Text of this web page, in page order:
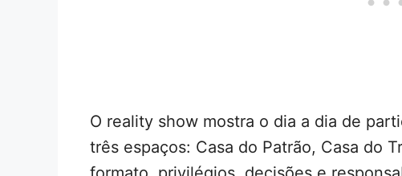
O reality show mostra o dia a dia de
três espaços: Casa do Patrão, Casa do